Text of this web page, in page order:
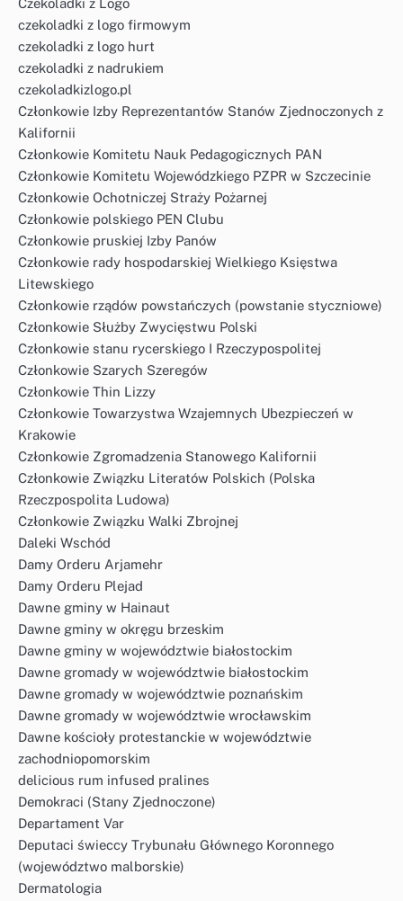
Czekoladki z Logo
czekoladki z logo firmowym
czekoladki z logo hurt
czekoladki z nadrukiem
czekoladkizlogo.pl
Członkowie Izby Reprezentantów Stanów Zjednoczonych z
Kalifornii
Członkowie Komitetu Nauk Pedagogicznych PAN
Członkowie Komitetu Wojewódzkiego PZPR w Szczecinie
Członkowie Ochotniczej Straży Pożarnej
Członkowie polskiego PEN Clubu
Członkowie pruskiej Izby Panów
Członkowie rady hospodarskiej Wielkiego Księstwa
Litewskiego
Członkowie rządów powstańczych (powstanie styczniowe)
Członkowie Służby Zwycięstwu Polski
Członkowie stanu rycerskiego I Rzeczypospolitej
Członkowie Szarych Szeregów
Członkowie Thin Lizzy
Członkowie Towarzystwa Wzajemnych Ubezpieczeń w
Krakowie
Członkowie Zgromadzenia Stanowego Kalifornii
Członkowie Związku Literatów Polskich (Polska
Rzeczpospolita Ludowa)
Członkowie Związku Walki Zbrojnej
Daleki Wschód
Damy Orderu Arjamehr
Damy Orderu Plejad
Dawne gminy w Hainaut
Dawne gminy w okręgu brzeskim
Dawne gminy w województwie białostockim
Dawne gromady w województwie białostockim
Dawne gromady w województwie poznańskim
Dawne gromady w województwie wrocławskim
Dawne kościoły protestanckie w województwie
zachodniopomorskim
delicious rum infused pralines
Demokraci (Stany Zjednoczone)
Departament Var
Deputaci świeccy Trybunału Głównego Koronnego
(województwo malborskie)
Dermatologia